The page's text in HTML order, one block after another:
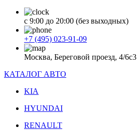
с 9:00 до 20:00 (без выходных)
+7 (495) 023-91-09
Москва, Береговой проезд, 4/6с3
КАТАЛОГ АВТО
KIA
HYUNDAI
RENAULT